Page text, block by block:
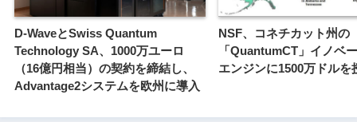
D-WaveとSwiss Quantum
Technology SA、1000万ユーロ
（16億円相当）の契約を締結し、
Advantage2システムを欧州に導入
NSF、コネチカット州の
「QuantumCT」イノベ
エンジンに1500万ドルを